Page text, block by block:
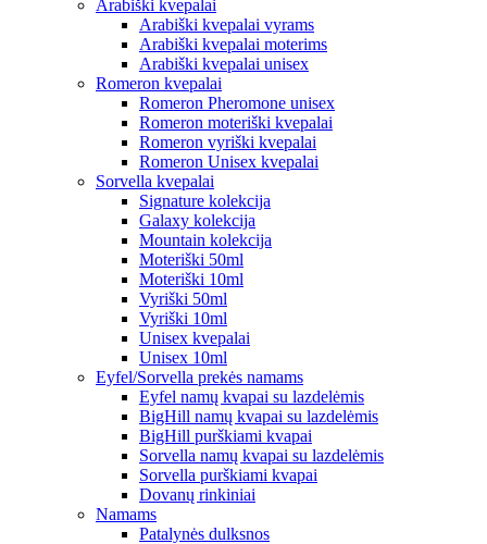
Arabiški kvepalai
Arabiški kvepalai vyrams
Arabiški kvepalai moterims
Arabiški kvepalai unisex
Romeron kvepalai
Romeron Pheromone unisex
Romeron moteriški kvepalai
Romeron vyriški kvepalai
Romeron Unisex kvepalai
Sorvella kvepalai
Signature kolekcija
Galaxy kolekcija
Mountain kolekcija
Moteriški 50ml
Moteriški 10ml
Vyriški 50ml
Vyriški 10ml
Unisex kvepalai
Unisex 10ml
Eyfel/Sorvella prekės namams
Eyfel namų kvapai su lazdelėmis
BigHill namų kvapai su lazdelėmis
BigHill purškiami kvapai
Sorvella namų kvapai su lazdelėmis
Sorvella purškiami kvapai
Dovanų rinkiniai
Namams
Patalynės dulksnos